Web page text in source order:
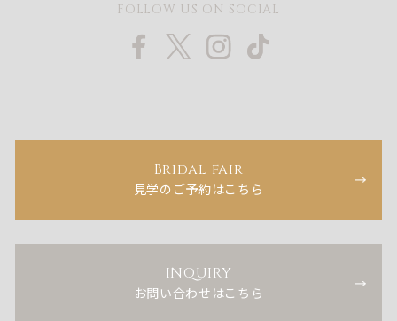
FOLLOW US ON SOCIAL
Bridal fair
見学のご予約はこちら
INQUIRY
お問い合わせはこちら